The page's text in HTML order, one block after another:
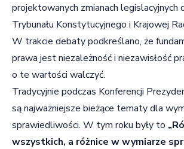
projektowanych zmianach legislacyjnych
Trybunału Konstytucyjnego i Krajowej
W trakcie debaty podkreślano, że
prawa jest niezależność i niezawisłość
o te wartości walczyć.
Tradycyjnie podczas Konferencji
są najważniejsze bieżące tematy dla
sprawiedliwości. W tym roku były to
wszystkich, a różnice w wymiarze